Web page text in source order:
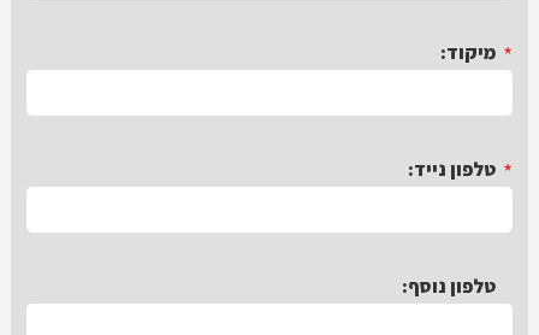
* מיקוד:
* טלפון נייד:
טלפון נוסף: